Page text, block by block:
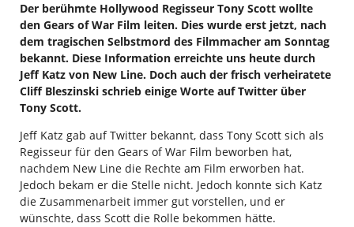
Der berühmte Hollywood Regisseur Tony Scott wollte
den Gears of War Film leiten. Dies wurde erst jetzt, nach
dem tragischen Selbstmord des Filmmacher am Sonntag
bekannt. Diese Information erreichte uns heute durch
Jeff Katz von New Line. Doch auch der frisch verheiratete
Cliff Bleszinski schrieb einige Worte auf Twitter über
Tony Scott.
Jeff Katz gab auf Twitter bekannt, dass Tony Scott sich als
Regisseur für den Gears of War Film beworben hat,
nachdem New Line die Rechte am Film erworben hat.
Jedoch bekam er die Stelle nicht. Jedoch konnte sich Katz
die Zusammenarbeit immer gut vorstellen, und er
wünschte, dass Scott die Rolle bekommen hätte.